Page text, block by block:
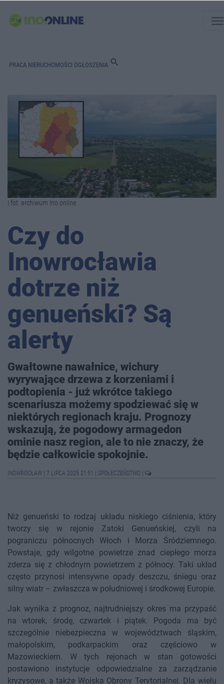
PRACA NIERUCHOMOŚCI OGŁOSZENIA search
| fot. archiwum Ino.online
Czy do
Inowrocławia
dotrze niż
genueński? Są
alerty
Gwałtowne nawałnice, wichury
wyrywające drzewa z korzeniami i
podtopienia - już wkrótce takiego
scenariusza możemy spodziewać się w
niektórych regionach kraju. Prognozy
wskazują, że pogodowy armagedon
ominie nasz region, ale to nie znaczy, że
będzie całkowicie spokojnie.
INOWROCŁAW 7 LIPCA 2025 21:51 SPOŁECZEŃSTWO
Niż genueński to rodzaj układu niskiego ciśnienia, który
tworzy się w rejonie Zatoki Genueńskiej, czyli na
pograniczu północnych Włoch i Morza Śródziemnego.
Powstaje, gdy wilgotne powietrze znad ciepłego morza
zderza się z chłodnym powietrzem z północy. Taki układ
często przynosi intensywne opady deszczu, śniegu oraz
silny wiatr – zwłaszcza w południowej i środkowej Europie.
Jak wynika z prognoz, najtrudniejszy okres ma przypaść
na wtorek, środę, czwartek i piątek. Pogoda ma być
szczególnie niebezpieczna w województwach śląskim,
małopolskim, podkarpackim oraz częściowo w
Mazowieckiem. W tych rejonach w stan gotowości
postawiono instytucje odpowiedzialne za zarządzanie
kryzysowe, a także Wojska Obrony Terytorialnej. Dla wielu